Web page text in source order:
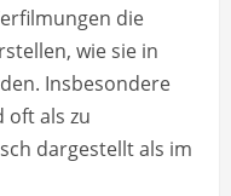
die
wie sie in
Insbesondere
oft als zu
dargestellt als im